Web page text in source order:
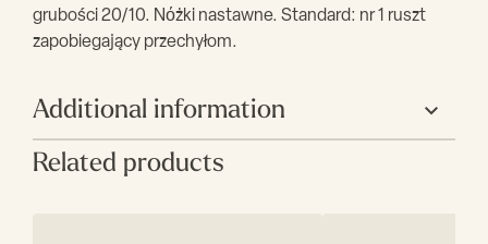
grubości 20/10. Nόżki nastawne. Standard: nr 1 ruszt
zapobiegający przechyłom.
Additional information
Producent Bertos
Related products